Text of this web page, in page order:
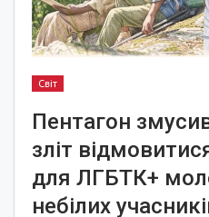
Світ
Пентагон
зліт
для ЛГБТК+
небілих